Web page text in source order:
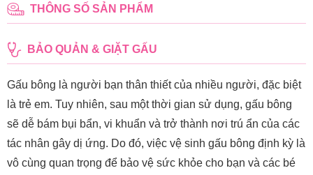
THÔNG SỐ SẢN PHẨM
BẢO QUẢN & GIẶT GẤU
Gấu bông là người bạn thân thiết của nhiều người, đặc biệt
là trẻ em. Tuy nhiên, sau một thời gian sử dụng, gấu bông
sẽ dễ bám bụi bẩn, vi khuẩn và trở thành nơi trú ẩn của các
tác nhân gây dị ứng. Do đó, việc vệ sinh gấu bông định kỳ là
vô cùng quan trọng để bảo vệ sức khỏe cho bạn và các bé